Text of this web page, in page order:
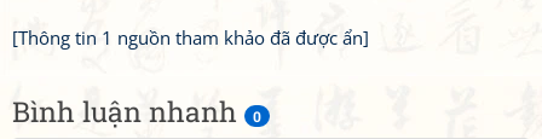
Bình luận nhanh 0
[Thông tin 1 nguồn tham khảo đã được ẩn]